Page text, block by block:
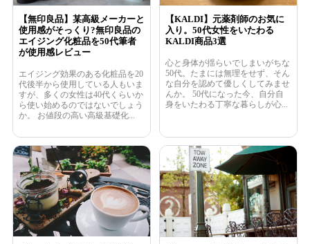
【無印良品】某高級メーカーと
使用感がそっくり?無印良品の
エイジング化粧品を50代筆者
が使用感レビュー
エイジング効果のある化粧品を20
代後半から使用している人もいま
すが、多くの女性は40代くらいか
ら使い始めるのではないでしょう
か。 お値段の高い高級基礎化...
【KALDI】元薬剤師のお気に
入り。50代女性をいたわる
KALDI商品3選
心と身体が揺らいでしまいがちな
50代。たまには無理をせず、そん
な自分を認めて優しくしてみませ
んか。 50代になった今、自分自
身をいたわる丁寧な暮らしが心...